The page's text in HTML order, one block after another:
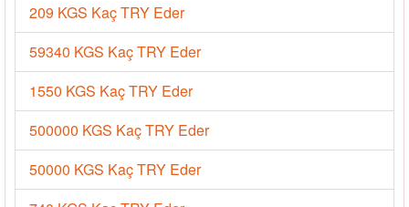
209 KGS Kaç TRY Eder
59340 KGS Kaç TRY Eder
1550 KGS Kaç TRY Eder
500000 KGS Kaç TRY Eder
50000 KGS Kaç TRY Eder